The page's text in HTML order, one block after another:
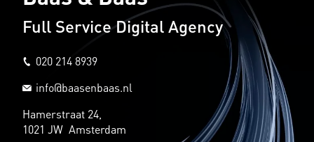
Full Service Digital Agency
020 214 8939
info@baasenbaas.nl
Hamerstraat 24,
1021 JW Amsterdam